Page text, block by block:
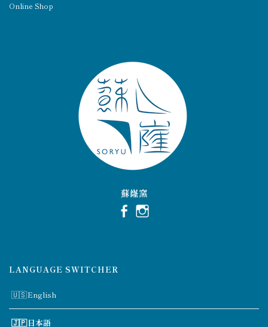
Online Shop
蘇嶐窯
LANGUAGE SWITCHER
English
日本語